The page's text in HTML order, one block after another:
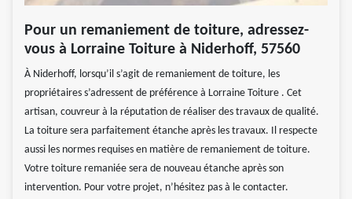
Pour un remaniement de toiture, adressez-
vous à Lorraine Toiture à Niderhoff, 57560
À Niderhoff, lorsqu’il s’agit de remaniement de toiture, les
propriétaires s’adressent de préférence à Lorraine Toiture . Cet
artisan, couvreur à la réputation de réaliser des travaux de qualité.
La toiture sera parfaitement étanche après les travaux. Il respecte
aussi les normes requises en matière de remaniement de toiture.
Votre toiture remaniée sera de nouveau étanche après son
intervention. Pour votre projet, n’hésitez pas à le contacter.